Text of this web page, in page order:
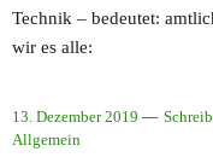
Technik – bedeutet:
wir es alle:
13. Dezember 2019
Allgemein